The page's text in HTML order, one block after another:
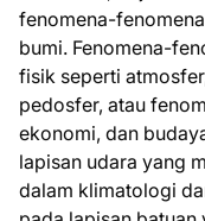
fenomena-
bumi. Fenomena-
fisik seperti
pedosfer, atau
ekonomi, dan
lapisan udara yang
dalam klimatologi